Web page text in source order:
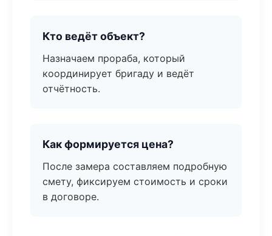
Кто ведёт объект?
Назначаем прораба, который
координирует бригаду и ведёт
отчётность.
Как формируется цена?
После замера составляем подробную
смету, фиксируем стоимость и сроки
в договоре.